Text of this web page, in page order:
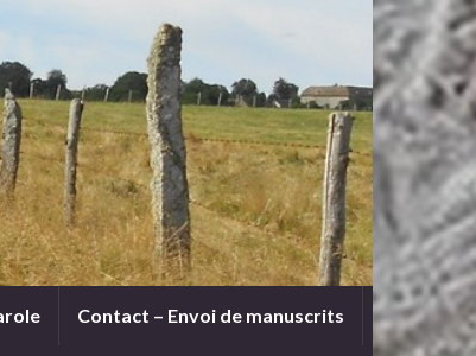
Contact – Envoi de manuscrits